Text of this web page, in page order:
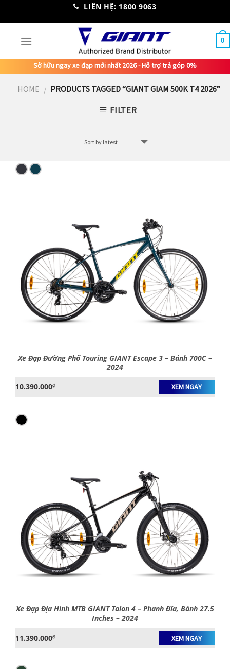
LIÊN HỆ: 1800 9063
0
Sở hữu ngay xe đạp mới nhất 2026 - Hỗ trợ trả góp 0%
HOME / PRODUCTS TAGGED “GIANT GIAM 500K T4 2026”
FILTER
Xe Đạp Đường Phố Touring GIANT Escape 3 – Bánh 700C –
2024
10.390.000₫ XEM NGAY
Xe Đạp Địa Hình MTB GIANT Talon 4 – Phanh Đĩa, Bánh 27.5
Inches – 2024
11.390.000₫ XEM NGAY